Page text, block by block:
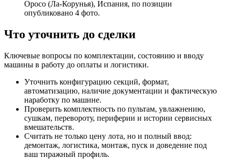
Оросо (Ла-Корунья), Испания, по позиции
опубликовано 4 фото.
Что уточнить до сделки
Ключевые вопросы по комплектации, состоянию и вводу
машины в работу до оплаты и логистики.
Уточнить конфигурацию секций, формат,
автоматизацию, наличие документации и фактическую
наработку по машине.
Проверить комплектность по пультам, увлажнению,
сушкам, перевороту, периферии и истории сервисных
вмешательств.
Считать не только цену лота, но и полный ввод:
демонтаж, логистика, монтаж, пуск и доведение под
ваш тиражный профиль.